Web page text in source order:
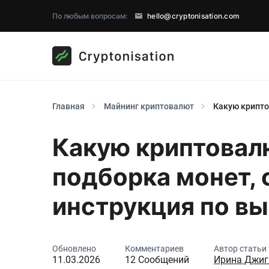
По любым вопросам: hello@cryptonisation.com
Главная Майнинг криптовалют Какую
Какую
подборка монет,
инструкция по
Обновлено
11.03.2026
Комментариев
12 Сообщений
Автор статьи
Ирина